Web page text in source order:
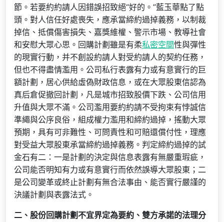
節。若要約約請人因錯誤招致絕“好的。”藍玉華點了點
頭。對人信任好處喪失，應承當締約過掉義務，以制裁
掉信、抵償傷害損失、嘉獎維權、警示市場、教導社會
和安慰大眾心思。回購計劃雖是有柔私密空間性與彈性
的現實行動，并不創設約請人對受約請人的契約任務，
但也不得盡情濫用。公司私行表露有力或有意實行的巨
額計劃，居心供給虛偽財政信息，或在大眾股東信認為
真后倉促撤回計劃，凡是城市招致股價下跌、公司信用
升值與大眾不滿。公司濫用要約約請不受拘束有悖誠信
準繩與公序良俗，組成權力濫用和締約過掉，搖動大眾
預期，具有可非難性、可問責性和可賠還償付性，理應
對受益大眾股東承當締約過掉義務。判定締約過掉的試
金石有二：一是計劃的決定與信息表露有無嚴重瑕疵，
公司能否明知有力或有意實行而依然誤導大眾股東；二
是公司變革或終止計劃有無合法事由、能否實行嚴謹的
決議計劃與表露法式。
二、股份回購計劃不宜界定為要約、雙方承諾的法理分